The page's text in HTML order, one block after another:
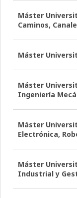
Máster
Caminos,
Máster
Máster
Ingeniería
Máster
Electrónica,
Máster
Industrial y